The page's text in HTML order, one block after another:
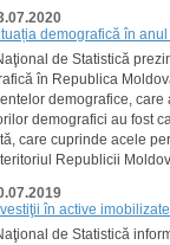
demografică în
de Statistică
în Republica
demografice,
demografici au fost
care cuprinde acele
Republicii
în active
de Statistică